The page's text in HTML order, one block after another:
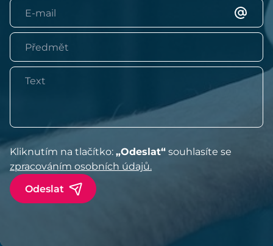
Kliknutím na tlačítko: „Odeslat“ souhlasíte se
zpracováním osobních údajů.